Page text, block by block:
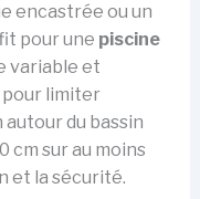
encastrée ou un
pour une piscine
variable et
pour limiter
du bassin
cm sur au moins
et la sécurité.